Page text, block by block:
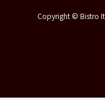
Copyright © Bistro